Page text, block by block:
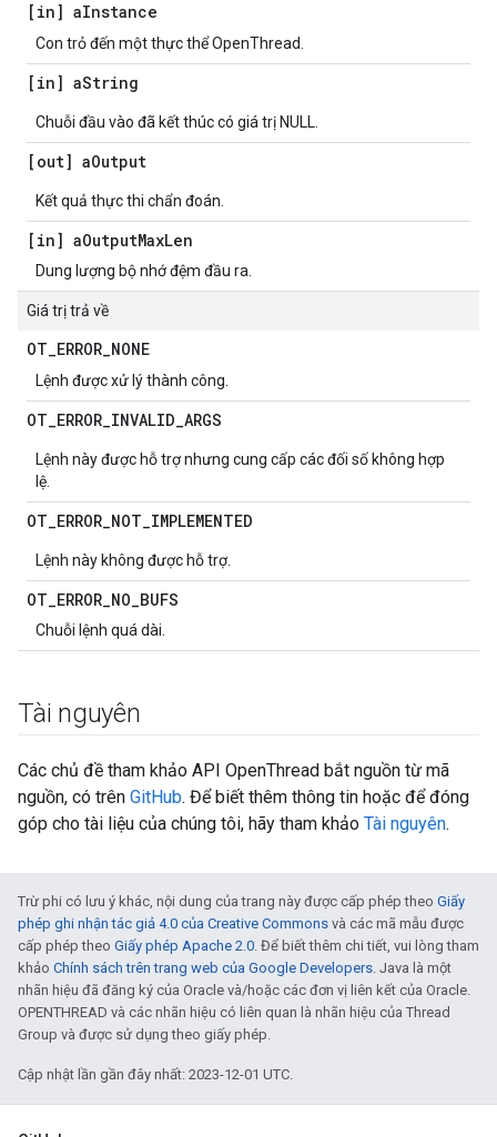
[in] aInstance
Con trỏ đến một thực thể OpenThread.
[in] aString
Chuỗi đầu vào đã kết thúc có giá trị NULL.
[out] aOutput
Kết quả thực thi chẩn đoán.
[in] aOutputMaxLen
Dung lượng bộ nhớ đệm đầu ra.
Giá trị trả về
OT_ERROR_NONE
Lệnh được xử lý thành công.
OT_ERROR_INVALID_ARGS
Lệnh này được hỗ trợ nhưng cung cấp các đối số không hợp
lệ.
OT_ERROR_NOT_IMPLEMENTED
Lệnh này không được hỗ trợ.
OT_ERROR_NO_BUFS
Chuỗi lệnh quá dài.
Tài nguyên
Các chủ đề tham khảo API OpenThread bắt nguồn từ mã
nguồn, có trên GitHub. Để biết thêm thông tin hoặc để đóng
góp cho tài liệu của chúng tôi, hãy tham khảo Tài nguyên.
Trừ phi có lưu ý khác, nội dung của trang này được cấp phép theo Giấy
phép ghi nhận tác giả 4.0 của Creative Commons và các mã mẫu được
cấp phép theo Giấy phép Apache 2.0. Để biết thêm chi tiết, vui lòng tham
khảo Chính sách trên trang web của Google Developers. Java là một
nhãn hiệu đã đăng ký của Oracle và/hoặc các đơn vị liên kết của Oracle.
OPENTHREAD và các nhãn hiệu có liên quan là nhãn hiệu của Thread
Group và được sử dụng theo giấy phép.
Cập nhật lần gần đây nhất: 2023-12-01 UTC.